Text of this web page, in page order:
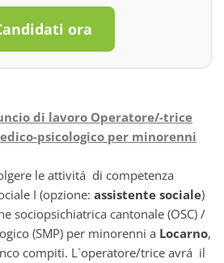
ora
di lavoro Operatore/-trice
psicologico per minorenni
le attivitá di competenza
I (opzione: assistente sociale)
sociopsichiatrica cantonale (OSC) /
(SMP) per minorenni a Locarno,
compiti. L`operatore/trice avrá il